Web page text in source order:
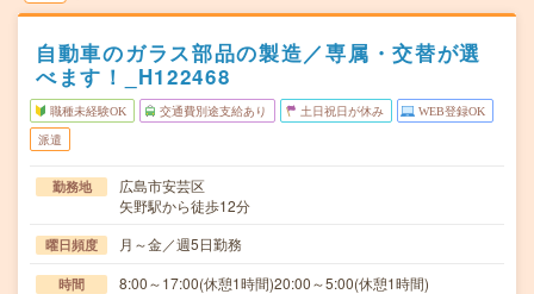
自動車のガラス部品の製造／専属・交替が選
べます！_H122468
職種未経験OK 交通費別途支給あり 土日祝日が休み WEB登録OK
派遣
勤務地
広島市安芸区
矢野駅から徒歩12分
曜日頻度 月～金／週5日勤務
時間 8:00～17:00(休憩1時間)20:00～5:00(休憩1時間)